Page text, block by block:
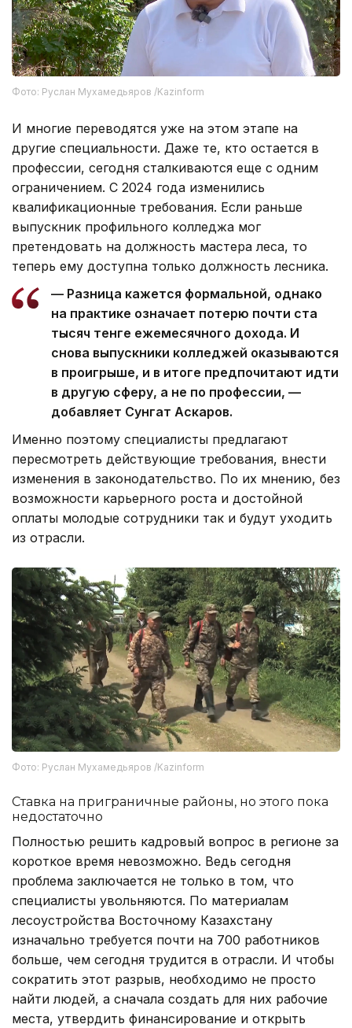
Фото: Руслан Мухамедьяров /Kazinform
И многие переводятся уже на этом этапе на
другие специальности. Даже те, кто остается в
профессии, сегодня сталкиваются еще с одним
ограничением. С 2024 года изменились
квалификационные требования. Если раньше
выпускник профильного колледжа мог
претендовать на должность мастера леса, то
теперь ему доступна только должность лесника.
— Разница кажется формальной, однако
на практике означает потерю почти ста
тысяч тенге ежемесячного дохода. И
снова выпускники колледжей оказываются
в проигрыше, и в итоге предпочитают идти
в другую сферу, а не по профессии, —
добавляет Сунгат Аскаров.
Именно поэтому специалисты предлагают
пересмотреть действующие требования, внести
изменения в законодательство. По их мнению, без
возможности карьерного роста и достойной
оплаты молодые сотрудники так и будут уходить
из отрасли.
Фото: Руслан Мухамедьяров /Kazinform
Ставка на приграничные районы, но этого пока
недостаточно
Полностью решить кадровый вопрос в регионе за
короткое время невозможно. Ведь сегодня
проблема заключается не только в том, что
специалисты увольняются. По материалам
лесоустройства Восточному Казахстану
изначально требуется почти на 700 работников
больше, чем сегодня трудится в отрасли. И чтобы
сократить этот разрыв, необходимо не просто
найти людей, а сначала создать для них рабочие
места, утвердить финансирование и открыть